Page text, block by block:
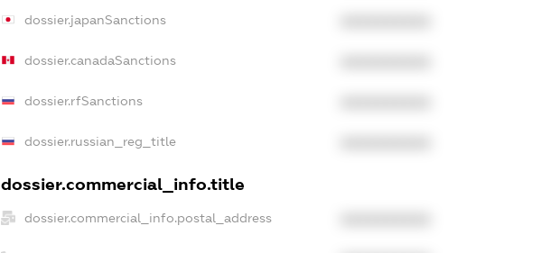
dossier.japanSanctions
dossier.canadaSanctions
dossier.rfSanctions
dossier.russian_reg_title
dossier.commercial_info.title
dossier.commercial_info.postal_address